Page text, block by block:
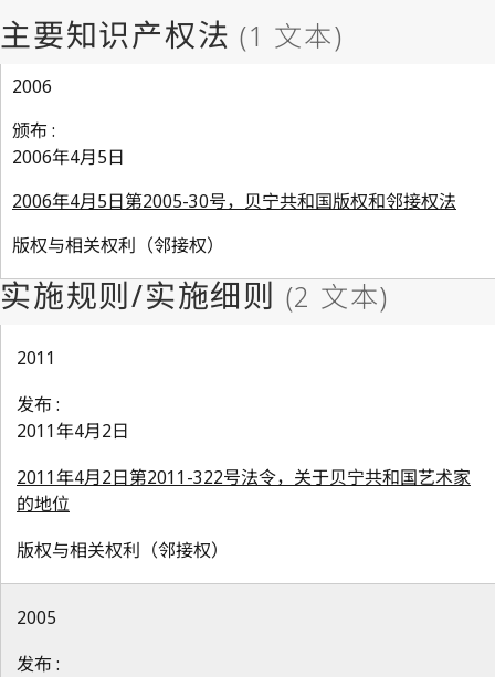
2006
颁布 :
2006年4月5日
2006年4月5日第2005-30号，贝宁共和国版权和邻接权法
版权与相关权利（邻接权）
2011
发布 :
2011年4月2日
2011年4月2日第2011-322号法令，关于贝宁共和国艺术家
的地位
版权与相关权利（邻接权）
2005
发布 :